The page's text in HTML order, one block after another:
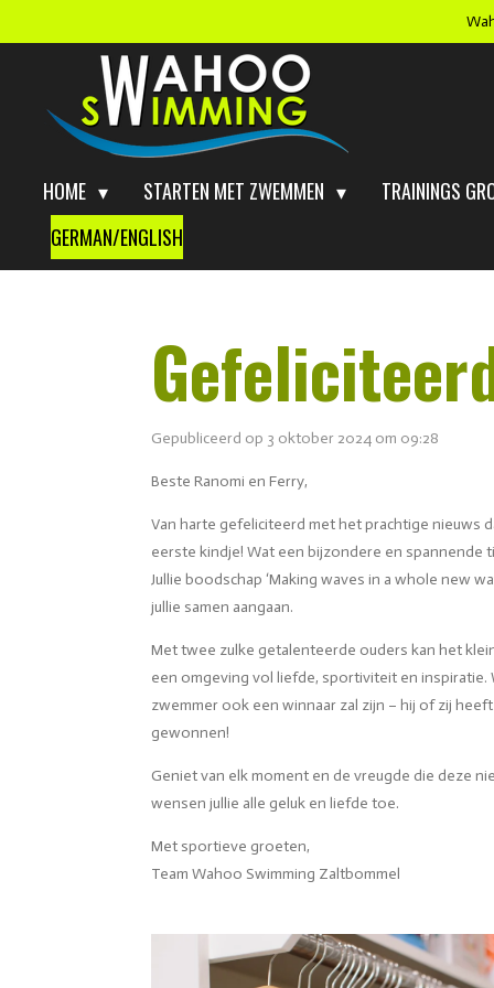
hoofdinhoud
HOME STARTEN MET ZWEMMEN TRAININGS
GERMAN/ENGLISH
Gepubliceerd op 3 oktober 2024 om 09:28
Beste Ranomi en Ferry,
Van harte gefeliciteerd met het prachtige nieuws
eerste kindje! Wat een bijzondere en spannende
Jullie boodschap ‘Making waves in a whole new
jullie samen aangaan.
Met twee zulke getalenteerde ouders kan het
een omgeving vol liefde, sportiviteit en inspiratie.
zwemmer ook een winnaar zal zijn – hij of zij
gewonnen!
Geniet van elk moment en de vreugde die deze
wensen jullie alle geluk en liefde toe.
Met sportieve groeten,
Team Wahoo Swimming Zaltbommel